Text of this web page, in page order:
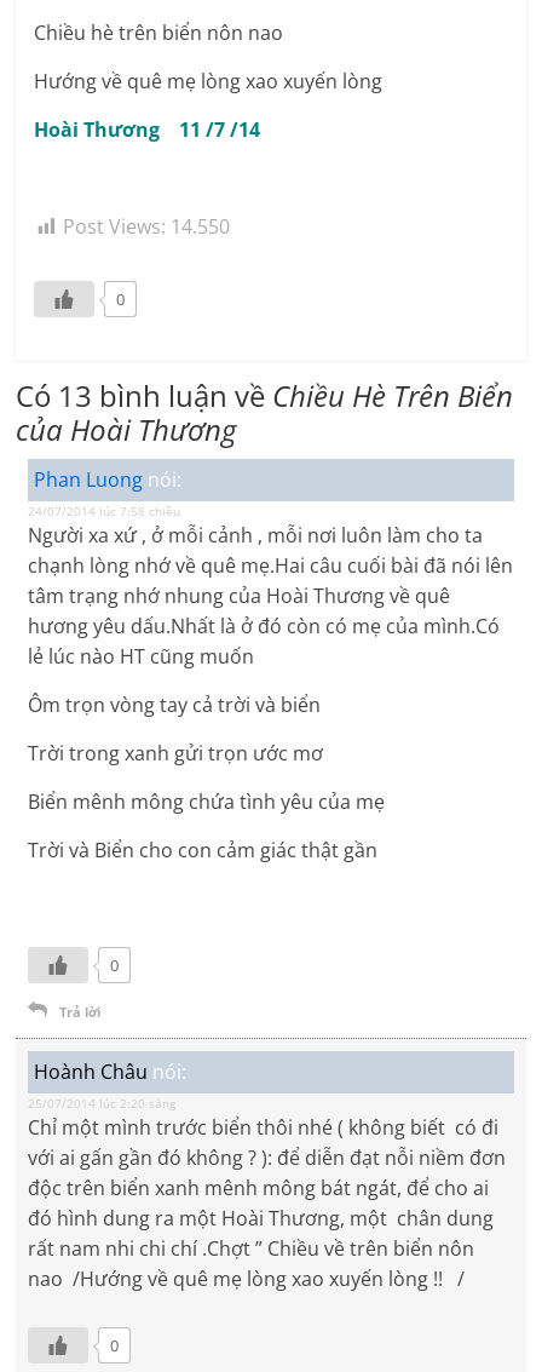
Chiều hè trên biển nôn nao
Hướng về quê mẹ lòng xao xuyến lòng
Hoài Thương 11 /7 /14
Post Views: 14.550
0
Có 13 bình luận về Chiều Hè Trên Biển
của Hoài Thương
Phan Luong nói:
24/07/2014 lúc 7:58 chiều
Người xa xứ , ở mỗi cảnh , mỗi nơi luôn làm cho ta
chạnh lòng nhớ về quê mẹ.Hai câu cuối bài đã nói lên
tâm trạng nhớ nhung của Hoài Thương về quê
hương yêu dấu.Nhất là ở đó còn có mẹ của mình.Có
lẻ lúc nào HT cũng muốn
Ôm trọn vòng tay cả trời và biển
Trời trong xanh gửi trọn ước mơ
Biển mênh mông chứa tình yêu của mẹ
Trời và Biển cho con cảm giác thật gần
0
Trả lời
Hoành Châu nói:
25/07/2014 lúc 2:20 sáng
Chỉ một mình trước biển thôi nhé ( không biết có đi
với ai gấn gần đó không ? ): để diễn đạt nỗi niềm đơn
độc trên biển xanh mênh mông bát ngát, để cho ai
đó hình dung ra một Hoài Thương, một chân dung
rất nam nhi chi chí .Chợt ” Chiều về trên biển nôn
nao /Hướng về quê mẹ lòng xao xuyến lòng !! /
0